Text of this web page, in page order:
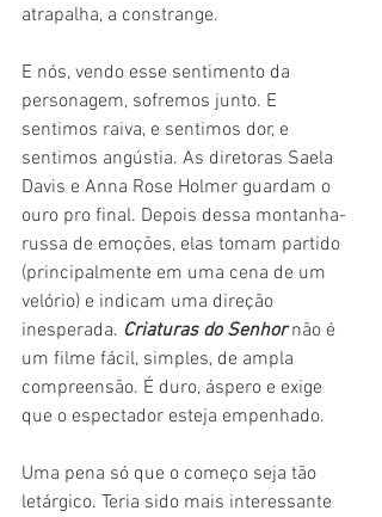
atrapalha, a constrange.
E nós, vendo esse sentimento da
personagem, sofremos junto. E
sentimos raiva, e sentimos dor, e
sentimos angústia. As diretoras Saela
Davis e Anna Rose Holmer guardam o
ouro pro final. Depois dessa montanha-
russa de emoções, elas tomam partido
(principalmente em uma cena de um
velório) e indicam uma direção
inesperada. Criaturas do Senhor não é
um filme fácil, simples, de ampla
compreensão. É duro, áspero e exige
que o espectador esteja empenhado.
Uma pena só que o começo seja tão
letárgico. Teria sido mais interessante